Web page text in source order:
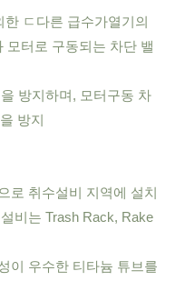
ㄷ다른 급수가열기의
모터로 구동되는 차단 밸
방지하며, 모터구동 차
방지
로 취수설비 지역에 설치
비는 Trash Rack, Rake
이 우수한 티타늄 튜브를